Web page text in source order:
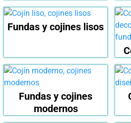
Fundas y cojines lisos
Fundas y cojines
modernos